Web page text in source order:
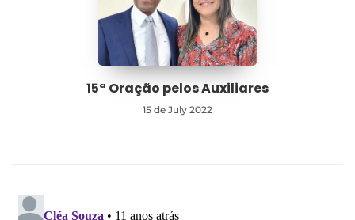
15ª Oração pelos Auxiliares
15 de July 2022